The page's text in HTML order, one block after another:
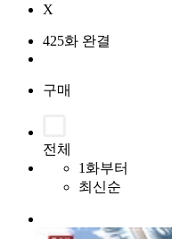
X
425화 완결
구매
전체
1화부터
최신순